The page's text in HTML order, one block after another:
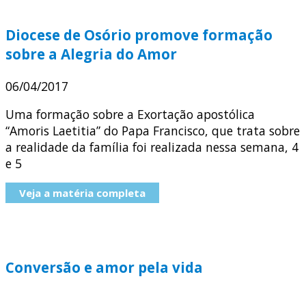
Diocese de Osório promove formação
sobre a Alegria do Amor
06/04/2017
Uma formação sobre a Exortação apostólica
“Amoris Laetitia” do Papa Francisco, que trata sobre
a realidade da família foi realizada nessa semana, 4
e 5
Veja a matéria completa
Conversão e amor pela vida